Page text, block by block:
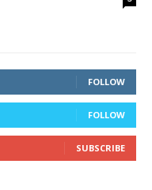
FOLLOW
FOLLOW
SUBSCRIBE